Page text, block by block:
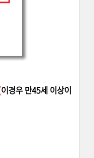
이경우 만45세 이상이